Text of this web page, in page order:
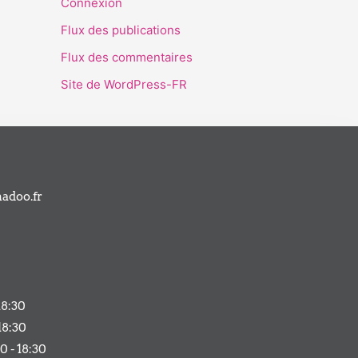
Flux des publications
Flux des commentaires
Site de WordPress-FR
- 18:30